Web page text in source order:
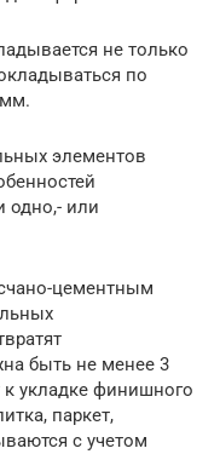
не только
по
элементов
одно,- или
цементным
быть не менее 3
укладке финишного
паркет,
с учетом